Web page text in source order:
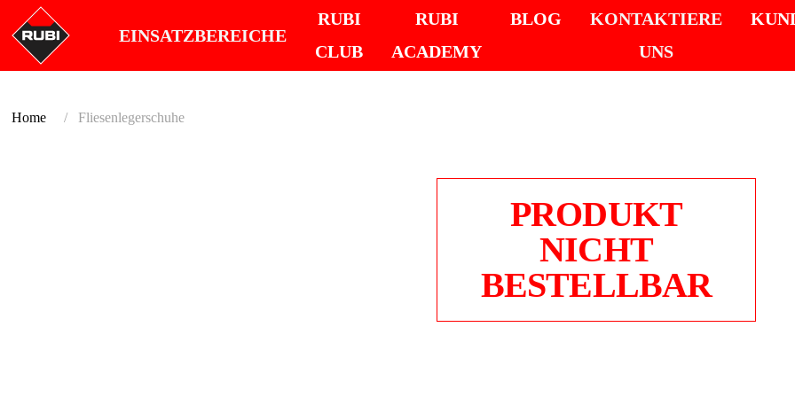
EINSATZBEREICHE
RUBI
CLUB
RUBI
ACADEMY
BLOG
KONTAKTIERE
UNS
Home Fliesenlegerschuhe
PRODUKT
NICHT
BESTELLBAR